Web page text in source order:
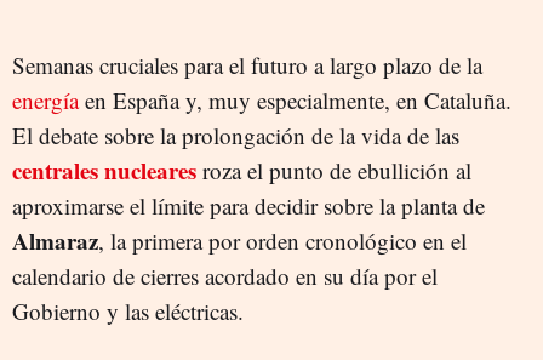
Semanas cruciales para el futuro a largo plazo de la
energíaen España y, muy especialmente, en Cataluña.
El debate sobre la prolongación de la vida de las
centrales nucleares roza el punto de ebullición al
aproximarse el límite para decidir sobre la planta de
Almaraz, la primera por orden cronológico en el
calendario de cierres acordado en su día por el
Gobierno y las eléctricas.